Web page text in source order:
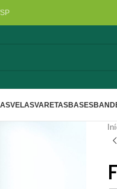
VELASVARETASBASES